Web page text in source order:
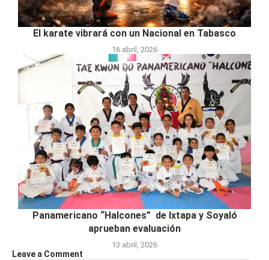
El karate vibrará con un Nacional en Tabasco
16 abril, 2026
Panamericano “Halcones” de Ixtapa y Soyaló
aprueban evaluación
13 abril, 2026
Leave a Comment